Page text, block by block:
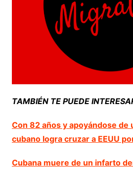
TAMBIÉN TE PUEDE
Con 82 años y apoyándose de
cubano logra cruzar a EEUU
Cubana muere de un infarto